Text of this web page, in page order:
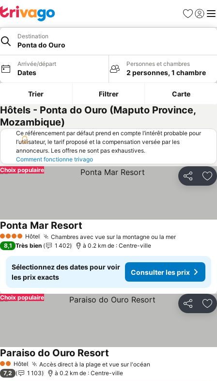
Favoris
Se
Destination
Ponta do Ouro
Arrivée/départ
Dates
Personnes et chambres
2 personnes, 1 chambre
Trier Filtrer Carte
Hôtels - Ponta do Ouro (Maputo Province,
Mozambique)
Ce référencement par défaut prend en compte l’intérêt probable pour
l’utilisateur, le tarif proposé et la compensation versée par les
annonceurs. Les offres ne sont pas exhaustives.
Comment fonctionne trivago
Partager
Choix populaire
4 Étoiles Hôtel Chambres avec vue sur la montagne ou la mer
Ponta Mar Resort
8,1 Très bien 1 402 à 0.2 km de : Centre-ville
Sélectionnez des dates pour voir
les prix exacts
Consulter les prix
Partager
Choix populaire
2 Étoiles
Hôtel Accès direct à la plage et vue sur l'océan
Paraiso do Ouro Resort
7,2 1 103 à 0.2 km de : Centre-ville